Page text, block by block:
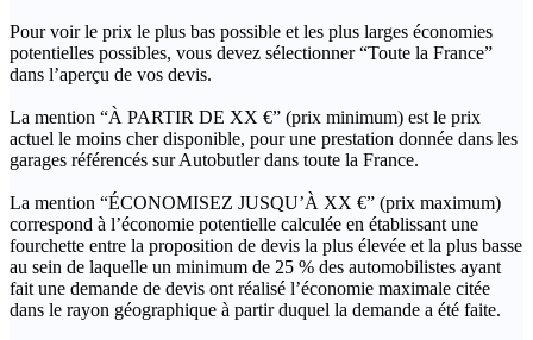
Pour voir le prix le plus bas possible et les plus larges économies
potentielles possibles, vous devez sélectionner “Toute la France”
dans l’aperçu de vos devis.
La mention “À PARTIR DE XX €” (prix minimum) est le prix
actuel le moins cher disponible, pour une prestation donnée dans les
garages référencés sur Autobutler dans toute la France.
La mention “ÉCONOMISEZ JUSQU’À XX €” (prix maximum)
correspond à l’économie potentielle calculée en établissant une
fourchette entre la proposition de devis la plus élevée et la plus basse
au sein de laquelle un minimum de 25 % des automobilistes ayant
fait une demande de devis ont réalisé l’économie maximale citée
dans le rayon géographique à partir duquel la demande a été faite.